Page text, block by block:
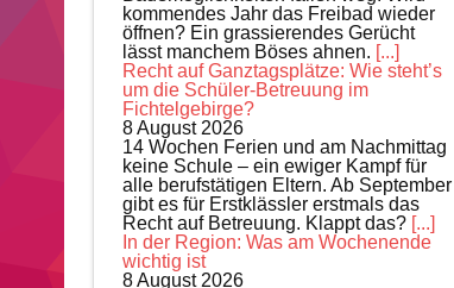
kommendes Jahr das Freibad wieder
öffnen? Ein grassierendes Gerücht
lässt manchem Böses ahnen. [...]
Recht auf Ganztagsplätze: Wie steht’s
um die Schüler-Betreuung im
Fichtelgebirge?
8 August 2026
14 Wochen Ferien und am Nachmittag
keine Schule – ein ewiger Kampf für
alle berufstätigen Eltern. Ab September
gibt es für Erstklässler erstmals das
Recht auf Betreuung. Klappt das? [...]
In der Region: Was am Wochenende
wichtig ist
8 August 2026